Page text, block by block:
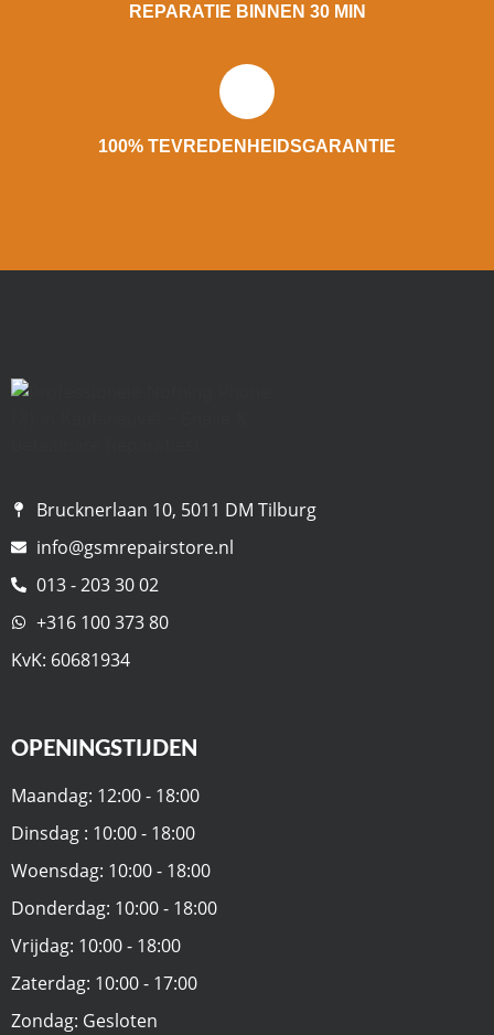
REPARATIE BINNEN 30 MIN
100% TEVREDENHEIDSGARANTIE
Brucknerlaan 10, 5011 DM Tilburg
info@gsmrepairstore.nl
013 - 203 30 02
+316 100 373 80
KvK: 60681934
OPENINGSTIJDEN
Maandag: 12:00 - 18:00
Dinsdag : 10:00 - 18:00
Woensdag: 10:00 - 18:00
Donderdag: 10:00 - 18:00
Vrijdag: 10:00 - 18:00
Zaterdag: 10:00 - 17:00
Zondag: Gesloten